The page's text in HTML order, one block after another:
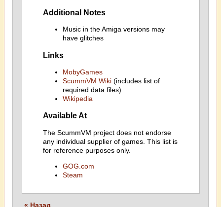
Additional Notes
Music in the Amiga versions may
have glitches
Links
MobyGames
ScummVM Wiki(includes list of
required data files)
Wikipedia
Available At
The ScummVM project does not endorse
any individual supplier of games. This list is
for reference purposes only.
GOG.com
Steam
« Назад